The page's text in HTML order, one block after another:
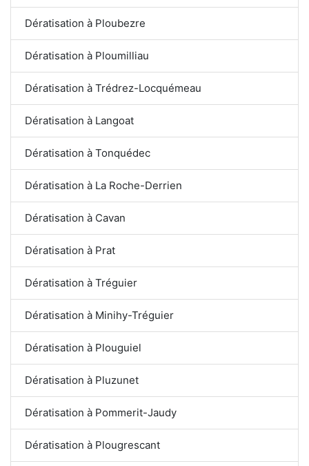
Dératisation à Ploubezre
Dératisation à Ploumilliau
Dératisation à Trédrez-Locquémeau
Dératisation à Langoat
Dératisation à Tonquédec
Dératisation à La Roche-Derrien
Dératisation à Cavan
Dératisation à Prat
Dératisation à Tréguier
Dératisation à Minihy-Tréguier
Dératisation à Plouguiel
Dératisation à Pluzunet
Dératisation à Pommerit-Jaudy
Dératisation à Plougrescant